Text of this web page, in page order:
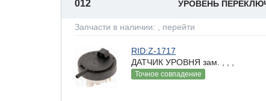
012 УРОВЕНЬ
Запчасти в наличии: , перейти
RID:Z-1717
ДАТЧИК УРОВНЯ зам. , , ,
Точное совпадение